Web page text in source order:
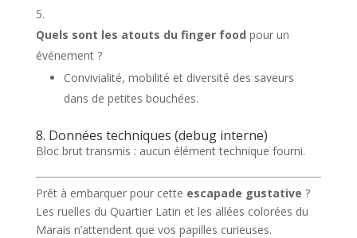
Quels sont les atouts du finger food pour un
événement ?
Convivialité, mobilité et diversité des saveurs
dans de petites bouchées.
8. Données techniques (debug interne)
Bloc brut transmis : aucun élément technique fourni.
Prêt à embarquer pour cette escapade gustative ?
Les ruelles du Quartier Latin et les allées colorées du
Marais n’attendent que vos papilles curieuses.